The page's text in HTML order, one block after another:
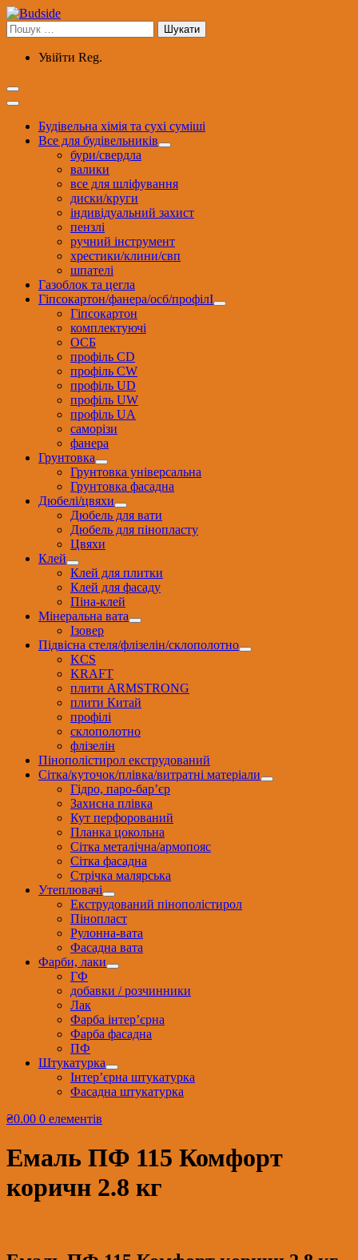
Перейти
до
вмісту
Пошук:
Увійти Reg.
Будівельна хімія та сухі суміші
Все для будівельників
бури/свердла
валики
все для шліфування
диски/круги
індивідуальний захист
пензлі
ручний інструмент
хрестики/клини/свп
шпателі
Газоблок та цегла
Гіпсокартон/фанера/осб/профілІ
Гіпсокартон
комплектуючі
ОСБ
профіль CD
профіль CW
профіль UD
профіль UW
профіль UА
саморізи
фанера
Грунтовка
Грунтовка універсальна
Грунтовка фасадна
Дюбелі/цвяхи
Дюбель для вати
Дюбель для пінопласту
Цвяхи
Клей
Клей для плитки
Клей для фасаду
Піна-клей
Мінеральна вата
Ізовер
Підвісна стеля/флізелін/склополотно
KCS
KRAFT
плити ARMSTRONG
плити Китай
профілі
склополотно
флізелін
Пінополістирол екструдований
Сітка/куточок/плівка/витратні матеріали
Гідро, паро-бар’єр
Захисна плівка
Кут перфорований
Планка цокольна
Сітка металічна/армопояс
Сітка фасадна
Стрічка малярська
Утеплювачі
Екструдований пінополістирол
Пінопласт
Рулонна-вата
Фасадна вата
Фарби, лаки
ГФ
добавки / розчинники
Лак
Фарба інтер’єрна
Фарба фасадна
ПФ
Штукатурка
Інтер’єрна штукатурка
Фасадна штукатурка
₴0.00 0 елементів
Емаль ПФ 115 Комфорт
коричн 2.8 кг